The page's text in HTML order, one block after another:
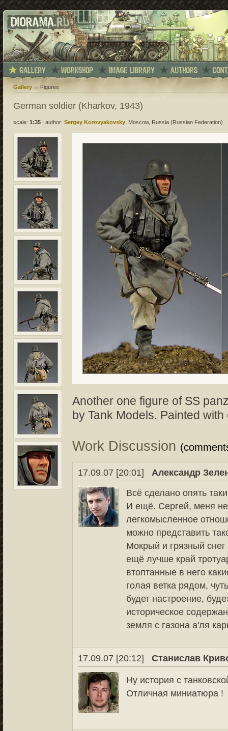
Gallery Figures
German soldier (Kharkov, 1943)
scale: 1:35 author: Sergey Korovyakovsky; Moscow, Russia (Russian Federation)
Another one figure of SS
by Tank Models. Painted
Work Discussion
17.09.07 [20:01]
Александр
Всё сделано опять
И ещё. Сергей, меня
легкомысленное
можно представить
Мокрый и грязный
ещё лучше край
втоптанные в него
голая ветка рядом,
будет настроение,
историческое
земля с газона а'ля
17.09.07 [20:12] Станислав
Ну история с
Отличная миниатюра !